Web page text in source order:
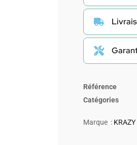
Référence
Catégories
Marque : KRAZY